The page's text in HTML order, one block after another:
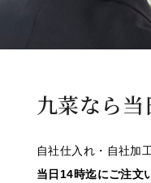
九菜なら
自社仕入れ・自社加
当日14時迄にご注文